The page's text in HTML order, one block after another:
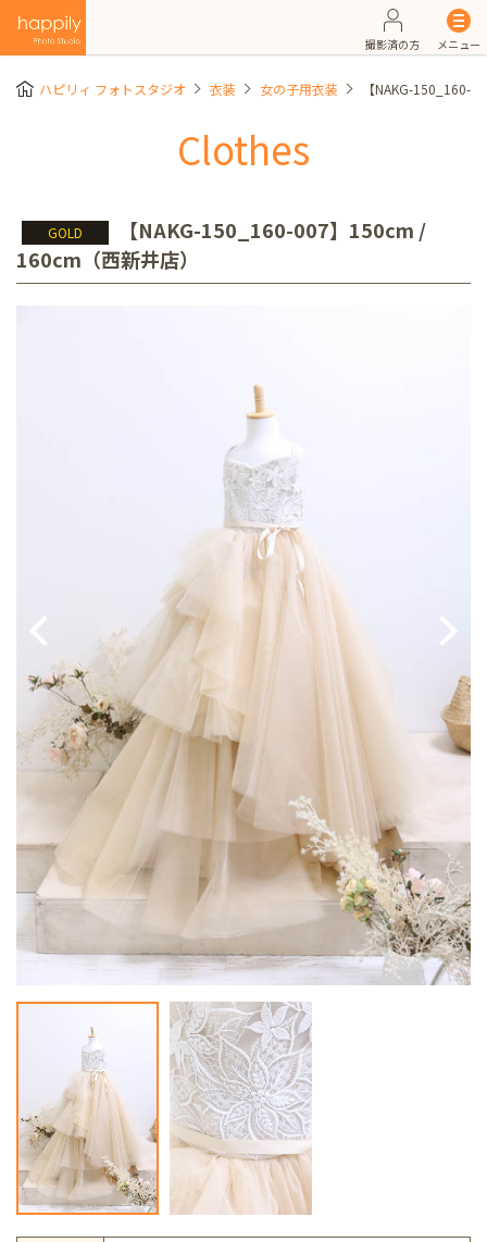
撮影済の方 メニュー
ハピリィ フォトスタジオ 衣装 女の子用衣装 【NAKG-150_160-
Clothes
GOLD
【NAKG-150_160-007】150cm /
160cm（西新井店）